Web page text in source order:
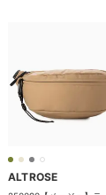
ALTROSE